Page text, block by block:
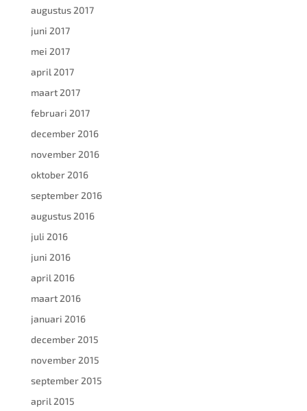
augustus 2017
juni 2017
mei 2017
april 2017
maart 2017
februari 2017
december 2016
november 2016
oktober 2016
september 2016
augustus 2016
juli 2016
juni 2016
april 2016
maart 2016
januari 2016
december 2015
november 2015
september 2015
april 2015